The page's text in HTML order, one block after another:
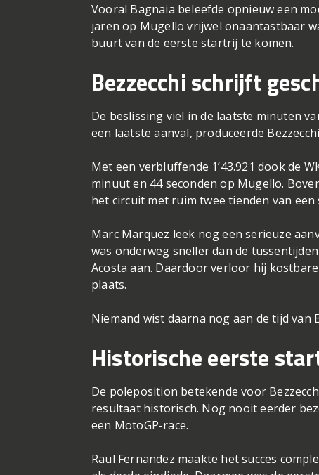
Vooral Bagnaia beleefde opnieuw een
jaren op Mugello vrijwel onaantastbaar
buurt van de eerste startrij te komen.
Bezzecchi schrijft
De beslissing viel in de laatste minuten
een laatste aanval, produceerde
Met een verbluffende 1’43.921 dook de
minuut en 44 seconden op Mugello.
het circuit met ruim twee tienden van een
Marc Marquez leek nog een serieuze
was onderweg sneller dan de
Acosta aan. Daardoor verloor hij
plaats.
Niemand wist daarna nog aan de tijd van
Historische eerste
De poleposition betekende voor
resultaat historisch. Nog nooit eerder
een MotoGP-race.
Raul Fernandez maakte het succes